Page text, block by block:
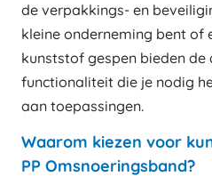
de verpakkings- en
kleine onderneming bent of
kunststof gespen bieden de
functionaliteit die je nodig
aan toepassingen.
Waarom kiezen voor
PP Omsnoeringsband?